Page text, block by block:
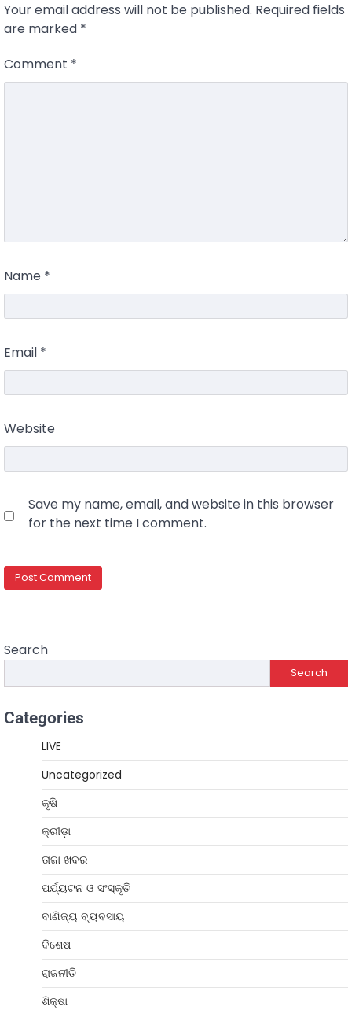
Your email address will not be published. Required fields
are marked *
Comment *
Name *
Email *
Website
Save my name, email, and website in this browser
for the next time I comment.
Search
Search
Categories
LIVE
Uncategorized
କୃଷି
କ୍ରୀଡ଼ା
ତାଜା ଖବର
ପର୍ଯ୍ୟଟନ ଓ ସଂସ୍କୃତି
ବାଣିଜ୍ୟ ବ୍ୟବସାୟ
ବିଶେଷ
ରାଜନୀତି
ଶିକ୍ଷା